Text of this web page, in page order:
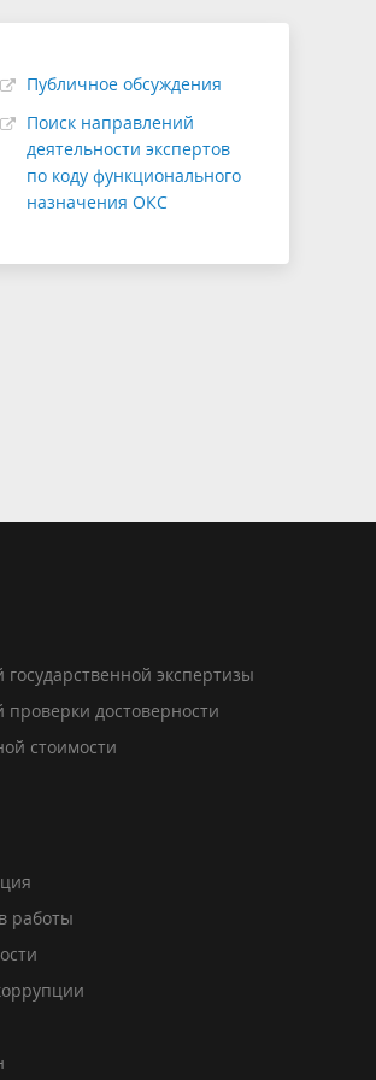
с п. 45(14)
сметной стоимости
с применением ТИМ
ЦИМ)
Публичное обсуждения
Поиск направлений
деятельности экспертов
по коду функционального
назначения ОКС
экспертизы
достоверности
стоимости
работы